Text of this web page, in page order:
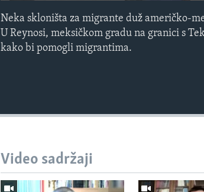
Neka skloništa za migrante duž američko-
U Reynosi, meksičkom gradu na granici s
kako bi pomogli migrantima.
Video sadržaji